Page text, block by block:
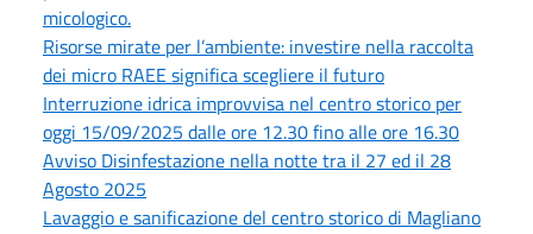
micologico.
Risorse mirate per l’ambiente: investire nella raccolta
dei micro RAEE significa scegliere il futuro
Interruzione idrica improvvisa nel centro storico per
oggi 15/09/2025 dalle ore 12.30 fino alle ore 16.30
Avviso Disinfestazione nella notte tra il 27 ed il 28
Agosto 2025
Lavaggio e sanificazione del centro storico di Magliano